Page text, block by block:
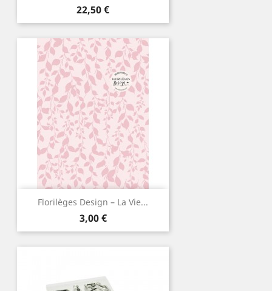
Prix
22,50 €
Florilèges Design – La Vie...
Prix
3,00 €